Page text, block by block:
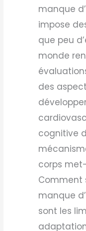
manque
impose
que peu
monde
des
cognitive
corps
Comment
manque
sont les